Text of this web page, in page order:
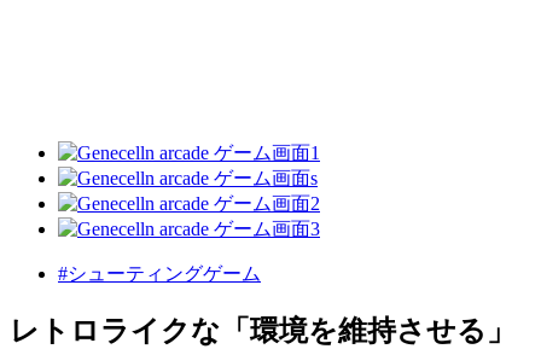
#シューティングゲーム
レトロライクな「環境を維持させる」